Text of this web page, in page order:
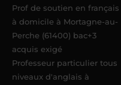
Prof de soutien en français
à domicile à Mortagne-au-
Perche (61400) bac+3
acquis exigé
Professeur particulier tous
niveaux d'anglais à